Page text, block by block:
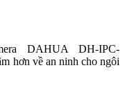
DAHUA DH-IPC-
hơn về an ninh cho ngôi